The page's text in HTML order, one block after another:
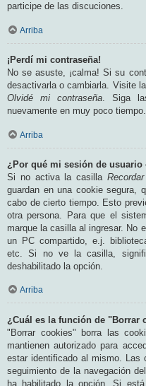
participe de las discuciones.
Arriba
¡Perdí mi contraseña!
No se asuste, ¡calma! Si su
desactivarla o cambiarla. Visite
Olvidé mi contraseña. Siga
nuevamente en muy poco tiempo.
Arriba
¿Por qué mi sesión de usuario
Si no activa la casilla Recordar
guardan en una cookie segura,
cabo de cierto tiempo. Esto
otra persona. Para que el
marque la casilla al ingresar. No
un PC compartido, e.j.
etc. Si no ve la casilla,
deshabilitado la opción.
Arriba
¿Cuál es la función de "Borrar
"Borrar cookies" borra las
mantienen autorizado para
estar identificado al mismo. Las
seguimiento de la navegación
ha habilitado la opción. Si